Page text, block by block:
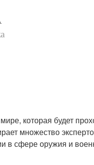
которая будет
множество
в сфере оружия и